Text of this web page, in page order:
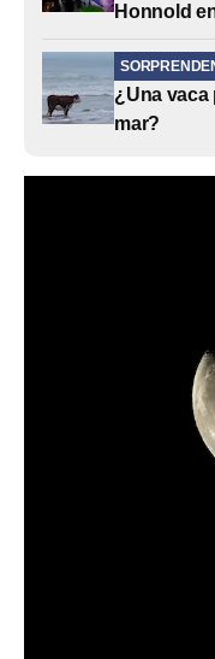
Honnold
¿Una vaca
mar?